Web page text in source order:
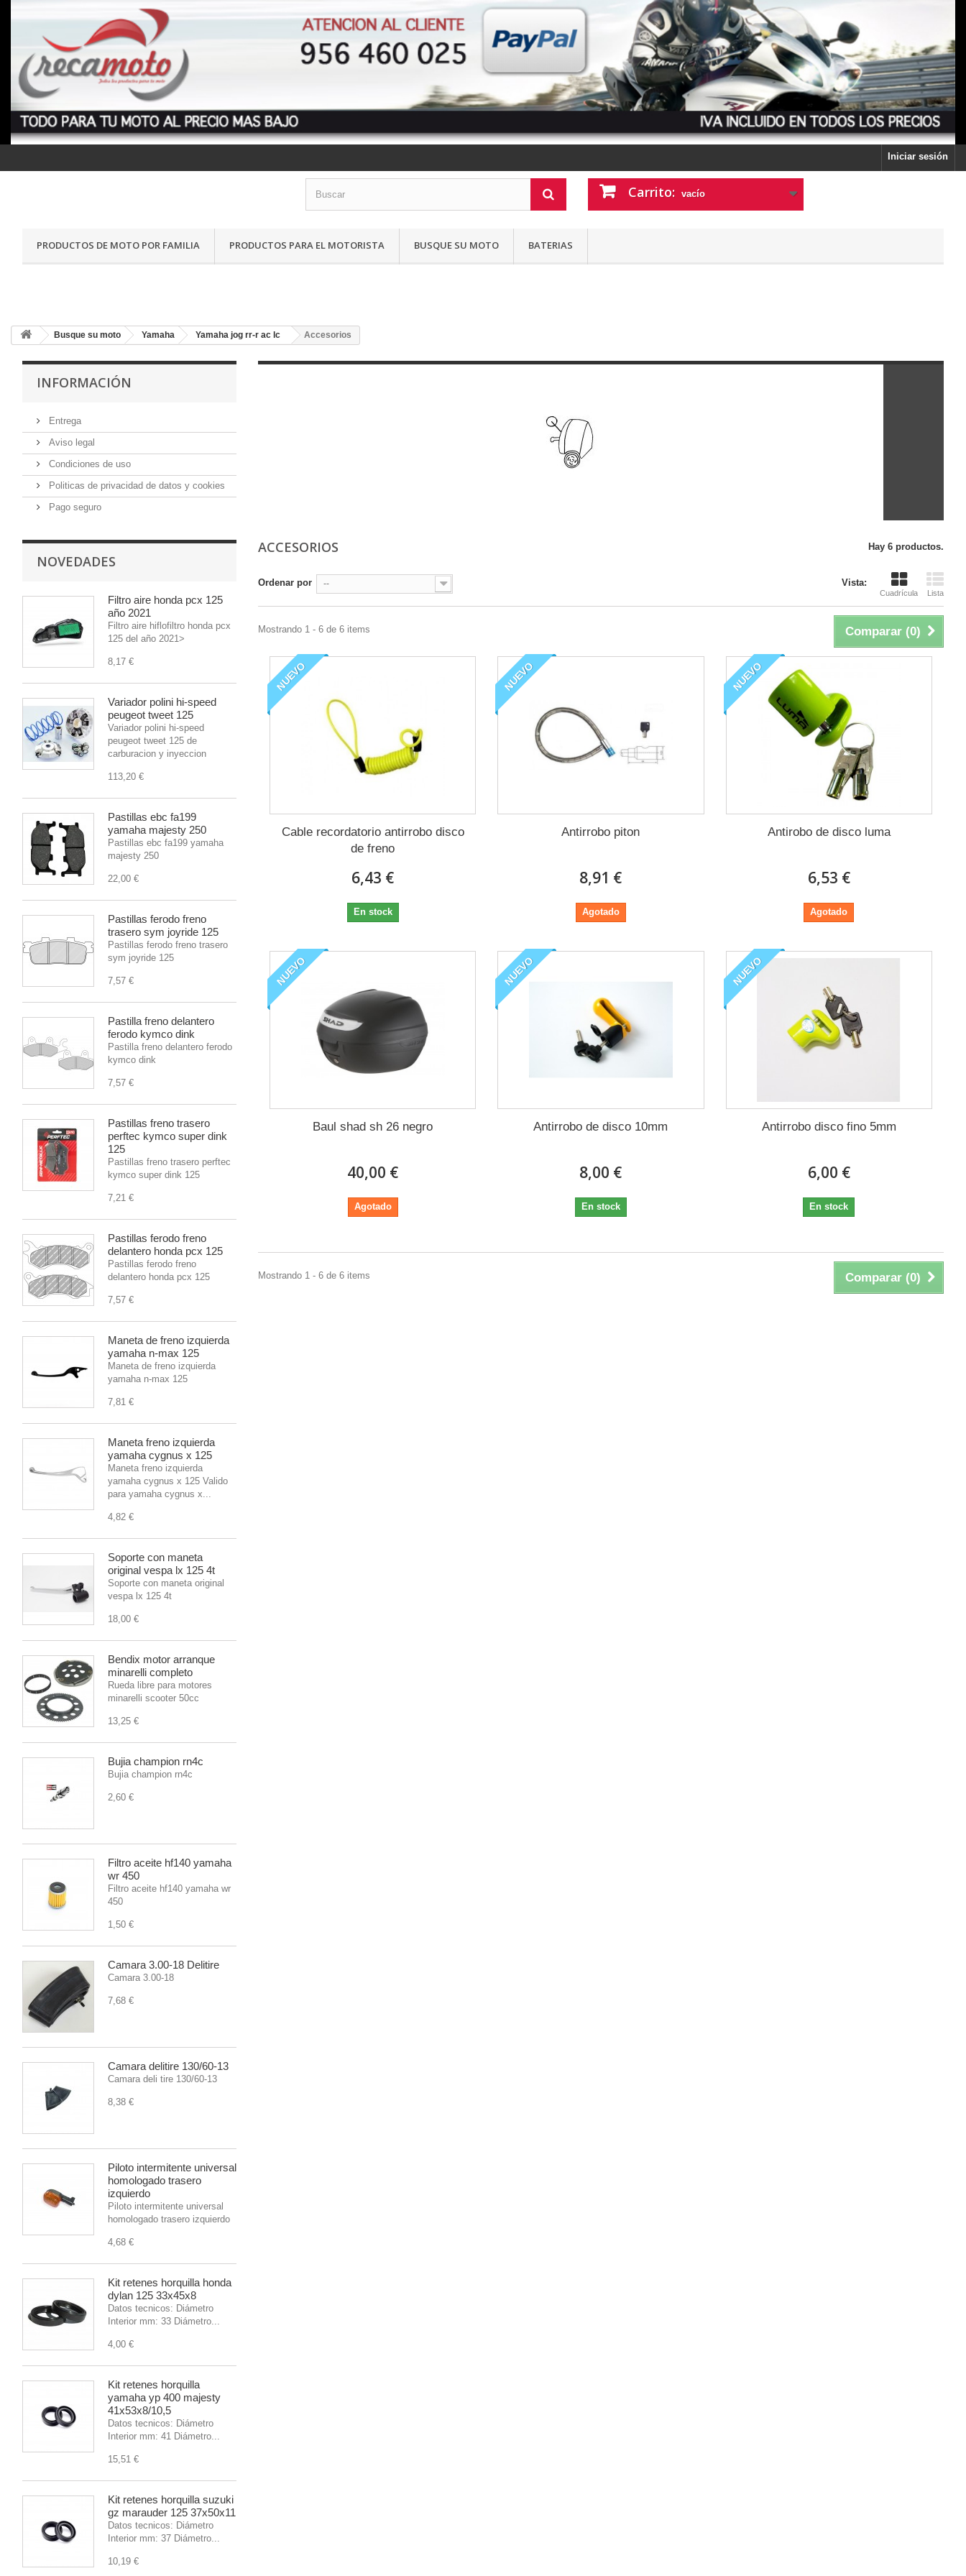
Iniciar sesión
Carrito: vacío
PRODUCTOS DE MOTO POR FAMILIA PRODUCTOS PARA EL MOTORISTA BUSQUE SU MOTO BATERIAS
Busque su moto Yamaha Yamaha jog rr-r ac lc Accesorios
INFORMACIÓN
Entrega
Aviso legal
Condiciones de uso
Politicas de privacidad de datos y cookies
Pago seguro
NOVEDADES
Filtro aire honda pcx 125
año 2021
Filtro aire hiflofiltro honda pcx
125 del año 2021>
8,17 €
Variador polini hi-speed
peugeot tweet 125
Variador polini hi-speed
peugeot tweet 125 de
carburacion y inyeccion
113,20 €
Pastillas ebc fa199
yamaha majesty 250
Pastillas ebc fa199 yamaha
majesty 250
22,00 €
Pastillas ferodo freno
trasero sym joyride 125
Pastillas ferodo freno trasero
sym joyride 125
7,57 €
Pastilla freno delantero
ferodo kymco dink
Pastilla freno delantero ferodo
kymco dink
7,57 €
Pastillas freno trasero
perftec kymco super dink
125
Pastillas freno trasero perftec
kymco super dink 125
7,21 €
Pastillas ferodo freno
delantero honda pcx 125
Pastillas ferodo freno
delantero honda pcx 125
7,57 €
Maneta de freno izquierda
yamaha n-max 125
Maneta de freno izquierda
yamaha n-max 125
7,81 €
Maneta freno izquierda
yamaha cygnus x 125
Maneta freno izquierda
yamaha cygnus x 125 Valido
para yamaha cygnus x...
4,82 €
Soporte con maneta
original vespa lx 125 4t
Soporte con maneta original
vespa lx 125 4t
18,00 €
Bendix motor arranque
minarelli completo
Rueda libre para motores
minarelli scooter 50cc
13,25 €
Bujia champion rn4c
Bujia champion rn4c
2,60 €
Filtro aceite hf140 yamaha
wr 450
Filtro aceite hf140 yamaha wr
450
1,50 €
Camara 3.00-18 Delitire
Camara 3.00-18
7,68 €
Camara delitire 130/60-13
Camara deli tire 130/60-13
8,38 €
Piloto intermitente universal
homologado trasero
izquierdo
Piloto intermitente universal
homologado trasero izquierdo
4,68 €
Kit retenes horquilla honda
dylan 125 33x45x8
Datos tecnicos: Diámetro
Interior mm: 33 Diámetro...
4,00 €
Kit retenes horquilla
yamaha yp 400 majesty
41x53x8/10,5
Datos tecnicos: Diámetro
Interior mm: 41 Diámetro...
15,51 €
Kit retenes horquilla suzuki
gz marauder 125 37x50x11
Datos tecnicos: Diámetro
Interior mm: 37 Diámetro...
10,19 €
ACCESORIOS Hay 6 productos.
Vista:
Cuadrícula Lista
Ordenar por --
Comparar (0)
Mostrando 1 - 6 de 6 items
NUEVO
Cable recordatorio antirrobo disco
de freno
6,43 €
En stock
NUEVO
Antirrobo piton
8,91 €
Agotado
NUEVO
Antirobo de disco luma
6,53 €
Agotado
NUEVO
Baul shad sh 26 negro
40,00 €
Agotado
NUEVO
Antirrobo de disco 10mm
8,00 €
En stock
NUEVO
Antirrobo disco fino 5mm
6,00 €
En stock
Comparar (0)
Mostrando 1 - 6 de 6 items